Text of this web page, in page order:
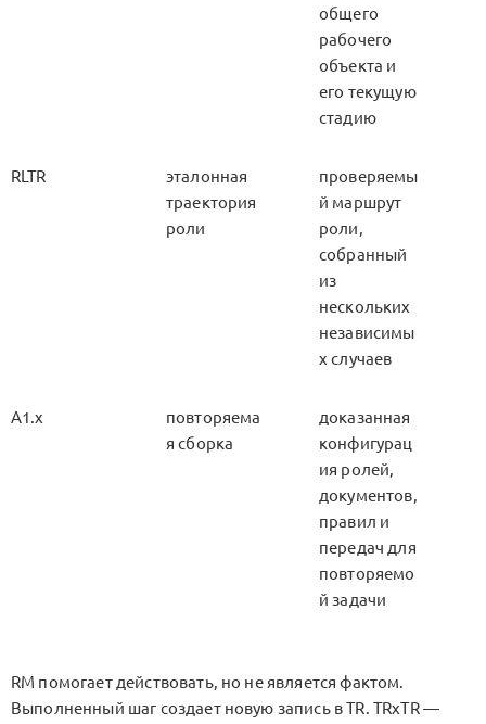
общего
рабочего
объекта и
его текущую
стадию
RLTR
эталонная
траектория
роли
проверяемы
й маршрут
роли,
собранный
из
нескольких
независимы
х случаев
A1.x
повторяема
я сборка
доказанная
конфигурац
ия ролей,
документов,
правил и
передач для
повторяемо
й задачи
RM помогает действовать, но не является фактом.
Выполненный шаг создает новую запись вTR. TRxTR—